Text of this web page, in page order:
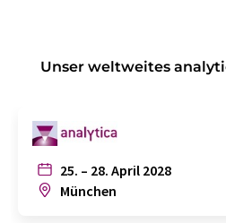
Unser weltweites
25. – 28. April 2028
München